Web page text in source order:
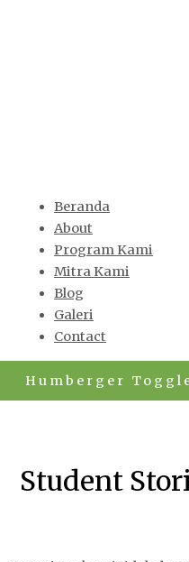
Beranda
About
Program Kami
Mitra Kami
Blog
Galeri
Contact
Humberger
Student